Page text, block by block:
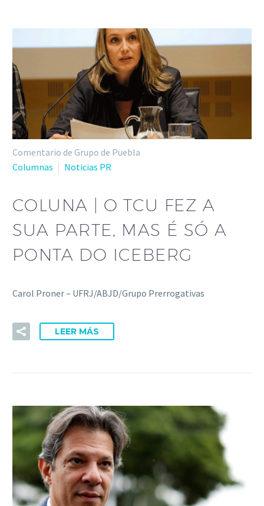
Comentario de Grupo de Puebla
Columnas
Noticias PR
COLUNA | O TCU FEZ A
SUA PARTE, MAS É SÓ A
PONTA DO ICEBERG
Carol Proner – UFRJ/ABJD/Grupo Prerrogativas
LEER MÁS